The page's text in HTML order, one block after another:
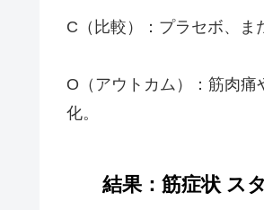
C（比較）：プラセボ、ま
O（アウトカム）：筋肉
化。
結果：筋症状 ス